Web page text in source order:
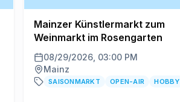
Mainzer Künstlermarkt zum
Weinmarkt im Rosengarten
08/29/2026, 03:00 PM
Mainz
SAISONMARKT OPEN-AIR HOBBY